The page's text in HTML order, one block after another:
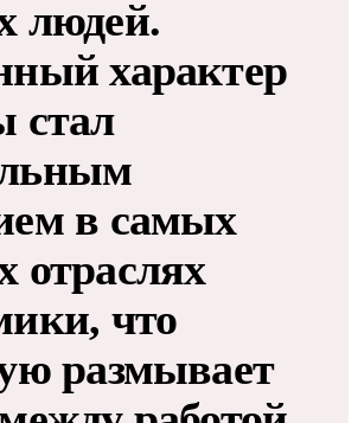
людей.
характер
стал
в самых
отраслях
что
размывает